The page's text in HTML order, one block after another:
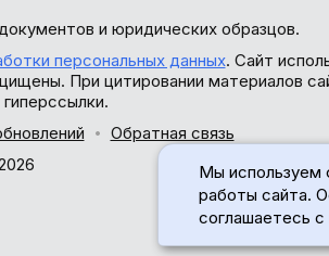
и юридических образцов.
персональных данных. Сайт
При цитировании материалов
Обратная связь
Мы используем
работы сайта.
соглашаетесь с